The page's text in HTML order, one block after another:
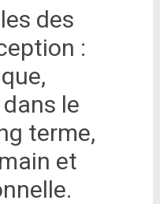
des
:
le
terme,
et